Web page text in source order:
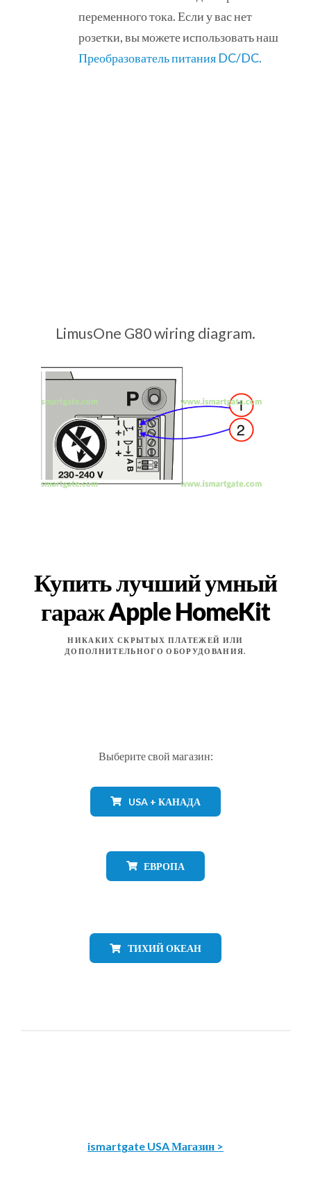
переменного тока. Если у вас нет
розетки, вы можете использовать наш
Преобразователь питания DC/DC.
LimusOne G80 wiring diagram.
Купить лучший умный
гараж Apple HomeKit
НИКАКИХ СКРЫТЫХ ПЛАТЕЖЕЙ ИЛИ
ДОПОЛНИТЕЛЬНОГО ОБОРУДОВАНИЯ.
Выберите свой магазин:
USA + КАНАДА
ЕВРОПА
ТИХИЙ ОКЕАН
ismartgate USA Магазин >